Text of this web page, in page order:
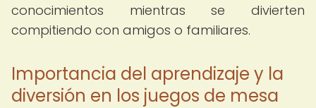
conocimientos mientras se divierten
compitiendo con amigos o familiares.
Importancia del aprendizaje y la
diversión en los juegos de mesa